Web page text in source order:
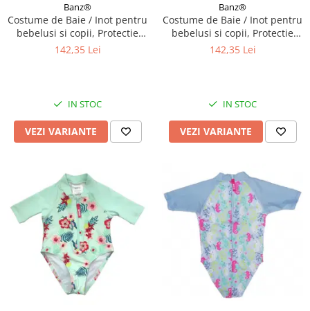
Banz®
Costume de Baie / Inot pentru
bebelusi si copii, Protectie
Soare UPF50+, Navy Jungle,
142,35 Lei
IN STOC
VEZI VARIANTE
Banz®
Costume de Baie / Inot pentru
bebelusi si copii, Protectie
Soare UPF50+, Turttle, Diverse
142,35 Lei
IN STOC
VEZI VARIANTE